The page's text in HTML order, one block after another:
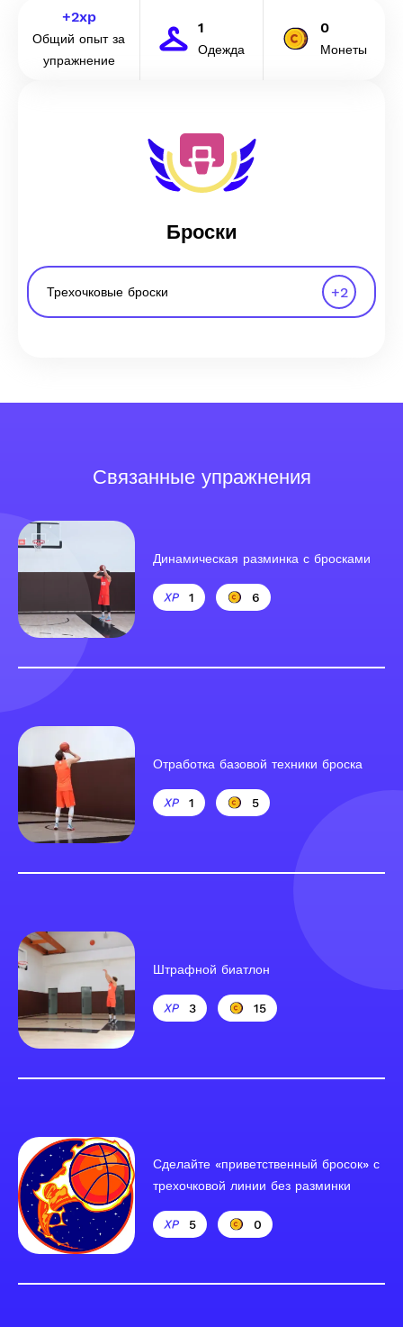
+2xp
Общий опыт за
упражнение
1
Одежда
0
Монеты
Броски
Трехочковые броски +2
Связанные упражнения
Динамическая разминка с бросками
1 6
Отработка базовой техники броска
1 5
Штрафной биатлон
3 15
Сделайте «приветственный бросок» с
трехочковой линии без разминки
5 0